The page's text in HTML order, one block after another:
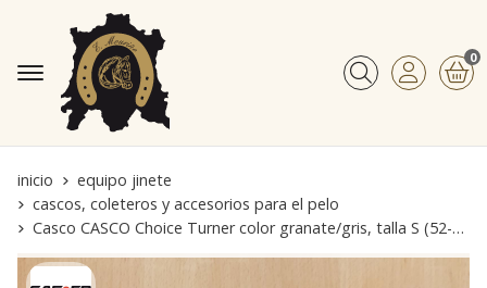
Buscar
0
inicio
equipo jinete
cascos, coleteros y accesorios para el pelo
Casco CASCO Choice Turner color granate/gris, talla S (52-56)